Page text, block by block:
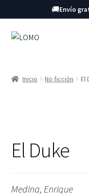
🚚Envío
Ir
navegación
Ir
Inicio No ficción El
El Duke
Medina, Enrique